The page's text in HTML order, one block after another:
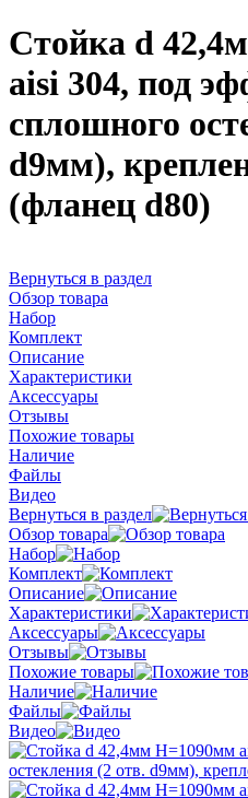
Стойка d
aisi 304, под
сплошного
d9мм),
(фланец d80)
Вернуться в раздел
Обзор товара
Набор
Комплект
Описание
Характеристики
Аксессуары
Отзывы
Похожие товары
Наличие
Файлы
Видео
Вернуться в раздел
Обзор товара
Набор
Комплект
Описание
Характеристики
Аксессуары
Отзывы
Похожие товары
Наличие
Файлы
Видео